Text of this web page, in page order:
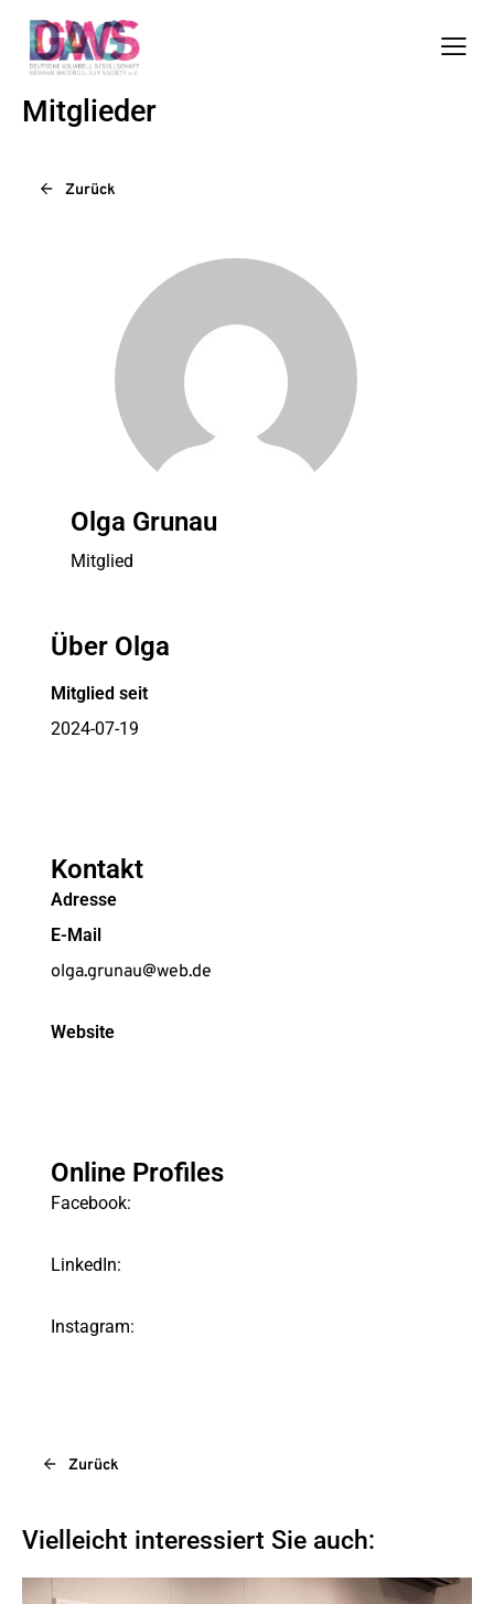
Mitglieder
Zurück
Olga Grunau
Mitglied
Über Olga
Mitglied seit
2024-07-19
Kontakt
Adresse
E-Mail
olga.grunau@web.de
Website
Online Profiles
Facebook:
LinkedIn:
Instagram:
Zurück
Vielleicht interessiert Sie auch: